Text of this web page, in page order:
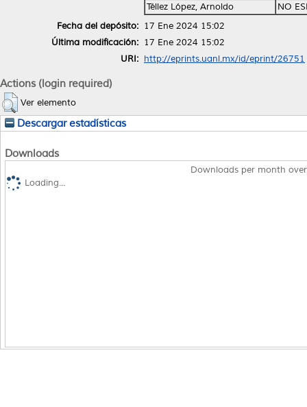
Téllez López, Arnoldo
NO
Fecha del depósito: 17 Ene 2024 15:02
Última modificación: 17 Ene 2024 15:02
URI: http://eprints.uanl.mx/id/eprint/26751
Actions (login required)
Ver elemento
Descargar estadísticas
Downloads
Downloads per month
Loading...